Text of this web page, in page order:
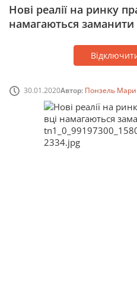
Нові реалії на ринку
намагаються заманити
30.01.2020Автор: Понзель